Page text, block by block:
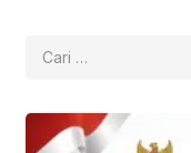
untuk: